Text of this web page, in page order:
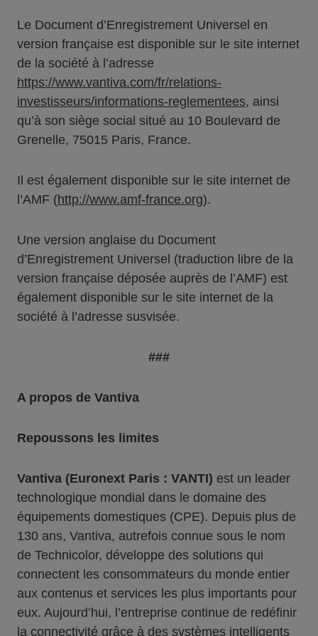
Le Document d’Enregistrement Universel en
version française est disponible sur le site internet
de la société à l’adresse
https://www.vantiva.com/fr/relations-
investisseurs/informations-reglementees, ainsi
qu’à son siège social situé au 10 Boulevard de
Grenelle, 75015 Paris, France.
Il est également disponible sur le site internet de
l’AMF (http://www.amf-france.org).
Une version anglaise du Document
d’Enregistrement Universel (traduction libre de la
version française déposée auprès de l’AMF) est
également disponible sur le site internet de la
société à l’adresse susvisée.
###
A propos de Vantiva
Repoussons les limites
Vantiva (Euronext Paris : VANTI) est un leader
technologique mondial dans le domaine des
équipements domestiques (CPE). Depuis plus de
130 ans, Vantiva, autrefois connue sous le nom
de Technicolor, développe des solutions qui
connectent les consommateurs du monde entier
aux contenus et services les plus importants pour
eux. Aujourd’hui, l’entreprise continue de redéfinir
la connectivité grâce à des systèmes intelligents